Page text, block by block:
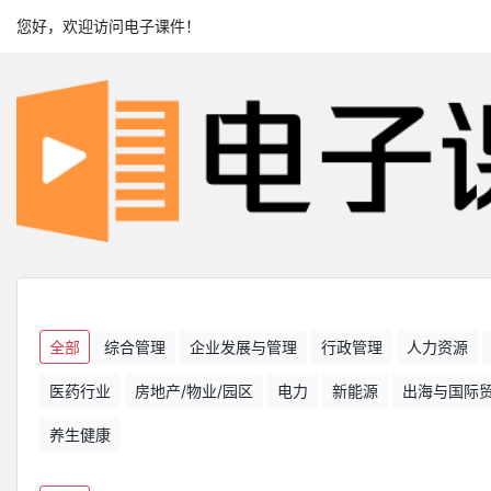
您好，欢迎访问电子课件！
全部 综合管理 企业发展与管理 行政管理 人力资源
医药行业 房地产/物业/园区 电力 新能源 出海与国际
养生健康